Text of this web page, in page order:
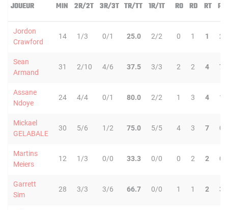
JOUEUR MIN 2R/2T 3R/3T TR/TT 1R/1T RO RD RT PD
Jordon
Crawford
14 1/3 0/1 25.0 2/2 0 1 1 2
Sean
Armand
31 2/10 4/6 37.5 3/3 2 2 4 7
Assane
Ndoye
24 4/4 0/1 80.0 2/2 1 3 4 1
Mickael
GELABALE
30 5/6 1/2 75.0 5/5 4 3 7 0
Martins
Meiers
12 1/3 0/0 33.3 0/0 0 2 2 0
Garrett
Sim
28 3/3 3/6 66.7 0/0 1 1 2 3